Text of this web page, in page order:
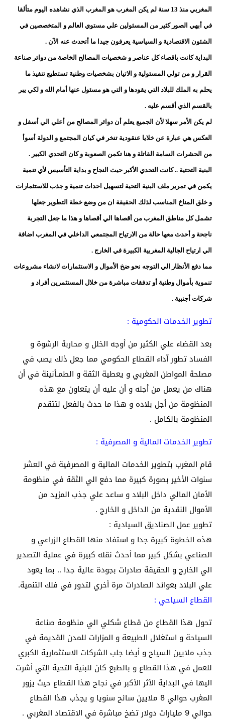
المغربي منذ 13 سنة لم يكن المغرب هو المغرب الذي نشاهده اليوم متألقا
في أبهي الصور كثير من المسئولين علي مستوي العالم و المتخصصين في
الشئون الاقتصادية و السياسية يعرفون جيدا ما أتحدث عنه الآن .
البداية كانت باقصاء كل عناصر و شخصيات المصالح الخاصة من دوائر صناعة
القرار و من تولي المسئولية و الاتيان بشخصيات وطنية تستطيع تنفيذ ما
يحلم به الملك للبلاد التي يقودها و التي هو مسئول عنها أمام الله و لكي يبر
بالقسم الذي أقسم عليه .
لم يكن الأمر سهلا لأن الجميع يعلم أن دوائر المصالح من أعلي الي أسفل و
العكس هي عبارة عن خلايا عنقودية تنخر في كيان المجتمع و الدولة أسوأ
من الحشرات السامة القاتلة و هنا تكمن الصعوبة و كان التحدي الكبير .
البنية التحتية .. كانت التحدي الأكبر حيث النجاح و بداية التأسيس لأي تنمية
يكمن في تمرير ملف البنية التحية لتسهيل احداث تنمية و جذب للاستثمارات
و خلق المناخ المناسب لذلك الحقيقة ان من وضع خطة التطوير جعلها
تشمل كل مناطق المغرب من أقصاها الي أقصاها و هذا ما جعل التجربة
ناجحة و أحدث معها حالة من الارتياح المجتمعي الداخلي في المغرب اضافة
الي ارتياح الجالية المغربية الكبيرة في الخارج .
مما دفع الأنظار الي التوجه نحو ضخ الأموال و الاستثمارات لانشاء مشروعات
تنموية بأموال وطنية أو تدفقات مباشرة من خلال المستثمرين أفراد و
شركات أجنبية .
تطوير الخدمات الحكومية :
بعد القضاء علي الكثير من أوجه الخلل و محاربة الرشوة و
الفساد تطور آداء القطاع الحكومي مما جعل ذلك يصب في
مصلحة المواطن المغربي و يعطية الثقة و الطمـأنينة في أن
هناك من يعمل من أجله و أن عليه أن يتعاون مع هذه
المنظومة من أجل بلاده و هذا ما حدث بالفعل لتتقدم
المنظومة بالكامل .
تطوير الخدمات المالية و المصرفية :
قام المغرب بتطوير الخدمات المالية و المصرفية في العشر
سنوات الأخير بصورة كبيرة مما دفع الي الثقة في منظومة
الأمان المالي داخل البلاد و ساعد علي جذب المزيد من
الأموال النقدية من الداخل و الخارج .
تطوير عمل الصناديق السيادية :
هذه الخطوة كبيرة جدا و استفاد منها القطاع الزراعي و
الصناعي بشكل كبير مما أحدث نقله كبيرة في عملية التصدير
الي الخارج و الحقيقة صادرات بجودة عالية جدا .. بما يعود
علي البلاد بعوائد الصادرات مرة أخري لتدور في فلك التنمية.
القطاع السياحي :
تحول هذا القطاع من قطاع شكلي الي منظومة صناعة
السياحة و استغلال الطبيعة و المزارات للمدن القديمة في
جذب ملايين السياح و أيضا جلب الشركات الاستثمارية الكبري
للعمل في هذا القطاع و بالطبع كان للبنية التحية التي أشرت
اليها في البداية الأثر الأكبر في نجاح هذا القطاع حيث يزور
المغرب حوالي 8 ملايين سائح سنويا و يجذب هذا القطاع
حوالي 9 مليارات دولار تضخ مباشرة في الاقتصاد المغربي .